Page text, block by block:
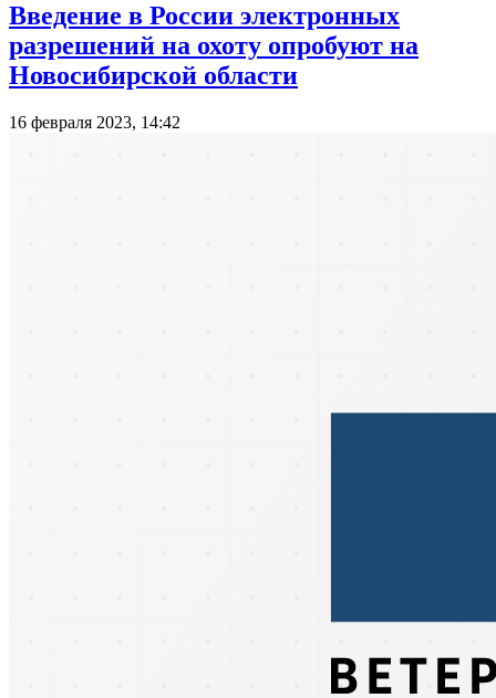
Введение в России электронных
разрешений на охоту опробуют на
Новосибирской области
16 февраля 2023, 14:42